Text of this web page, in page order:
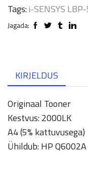
Tags:i-SENSYS
Jagada:
KIRJELDUS
Originaal Tooner
Kestvus: 2000LK
A4 (5% kattuvusega)
Ühildub: HP Q6002A